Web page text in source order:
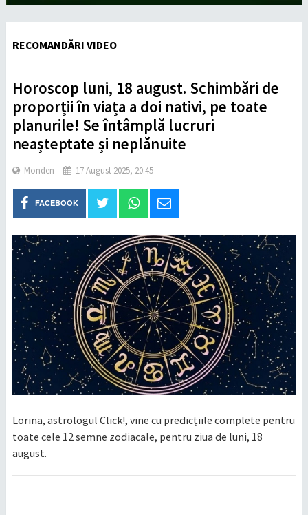
RECOMANDĂRI VIDEO
Horoscop luni, 18 august. Schimbări de
proporții în viața a doi nativi, pe toate
planurile! Se întâmplă lucruri
neașteptate și neplănuite
Monden 17 August 2025, 20:45
FACEBOOK
Lorina, astrologul Click!, vine cu predicțiile complete pentru
toate cele 12 semne zodiacale, pentru ziua de luni, 18
august.